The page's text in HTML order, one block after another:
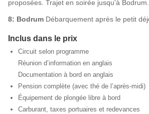
proposées. Trajet en soirée jusqu'à
8: Bodrum Débarquement après le petit
Inclus dans le prix
Circuit selon programme
Réunion d’information en anglais
Documentation à bord en anglais
Pension complète (avec thé de l’après-midi)
Équipement de plongée libre à bord
Carburant, taxes portuaires et redevances